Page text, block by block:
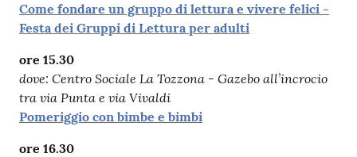
Come fondare un gruppo di lettura e vivere felici -
Festa dei Gruppi di Lettura per adulti
ore 15.30
dove: Centro Sociale La Tozzona - Gazebo all’incrocio
tra via Punta e via Vivaldi
Pomeriggio con bimbe e bimbi
ore 16.30